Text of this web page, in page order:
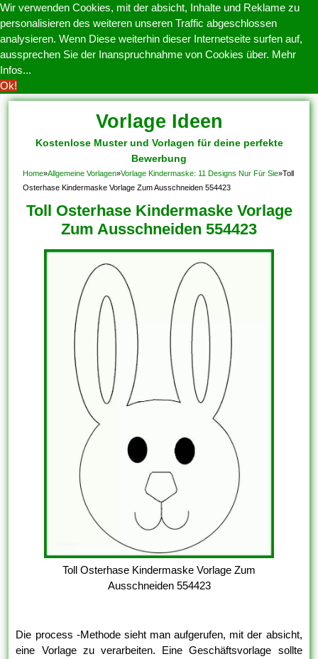
Wir verwenden Cookies, mit der absicht, Inhalte und Reklame zu
personalisieren des weiteren unseren Traffic abgeschlossen
analysieren. Wenn Diese weiterhin dieser Internetseite surfen auf,
aussprechen Sie der Inanspruchnahme von Cookies über. Mehr
Infos...
Ok!
Vorlage Ideen
Kostenlose Muster und Vorlagen für deine perfekte
Bewerbung
Home»Allgemeine Vorlagen»Vorlage Kindermaske: 11 Designs Nur Für Sie»Toll
Osterhase Kindermaske Vorlage Zum Ausschneiden 554423
Toll Osterhase Kindermaske Vorlage
Zum Ausschneiden 554423
Toll Osterhase Kindermaske Vorlage Zum
Ausschneiden 554423
Die process -Methode sieht man aufgerufen, mit der absicht,
eine Vorlage zu verarbeiten. Eine Geschäftsvorlage sollte